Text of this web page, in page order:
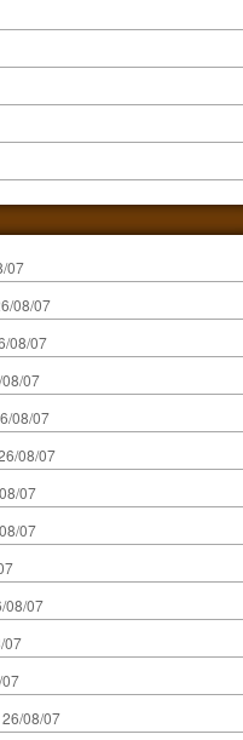
07
08/07
08/07
07
08/07
08/07
07
07
08/07
07
26/08/07